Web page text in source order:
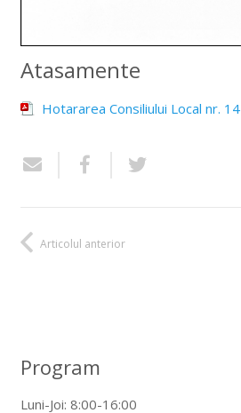
Atasamente
Hotararea Consiliului Local nr. 14
Articolul anterior
Program
Luni-Joi: 8:00-16:00